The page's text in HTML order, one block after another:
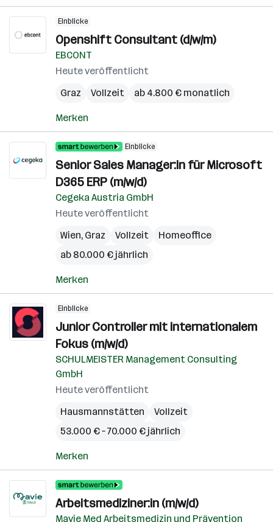
Einblicke
Openshift Consultant (d/w/m)
EBCONT
Heute veröffentlicht
Graz
Vollzeit ab 4.800 € monatlich
Merken
Einblicke
Senior Sales Manager:in für Microsoft
D365 ERP (m/w/d)
Cegeka Austria GmbH
Heute veröffentlicht
Wien, Graz Vollzeit
Homeoffice
ab 80.000 € jährlich
Merken
Einblicke
Junior Controller mit internationalem
Fokus (m/w/d)
SCHULMEISTER Management Consulting
GmbH
Heute veröffentlicht
Hausmannstätten
Vollzeit
53.000 € – 70.000 € jährlich
Merken
Arbeitsmediziner:in (m/w/d)
Mavie Med Arbeitsmedizin und Prävention